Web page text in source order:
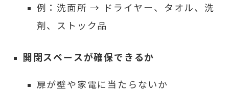
例：洗面所 → ドライヤー、タオル、洗
剤、ストック品
開閉スペースが確保できるか
扉が壁や家電に当たらないか